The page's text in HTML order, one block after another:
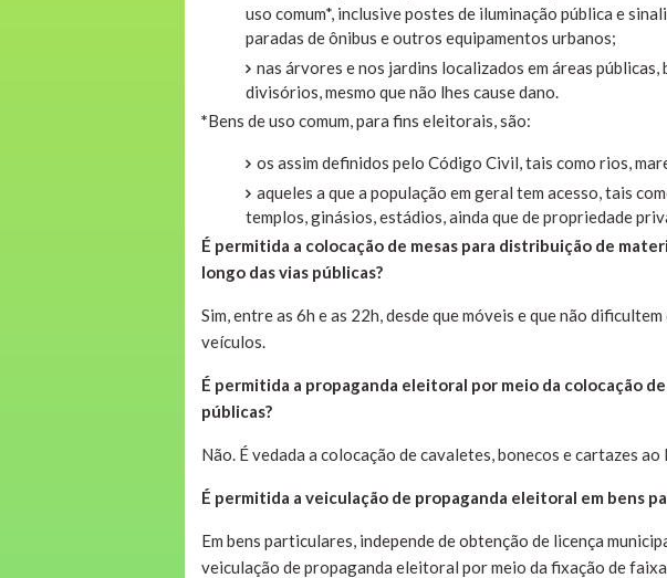
uso comum*, inclusive postes de iluminação pública e
paradas de ônibus e outros equipamentos urbanos;
nas árvores e nos jardins localizados em áreas públicas,
divisórios, mesmo que não lhes cause dano.
*Bens de uso comum, para fins eleitorais, são:
os assim definidos pelo Código Civil, tais como rios,
aqueles a que a população em geral tem acesso, tais
templos, ginásios, estádios, ainda que de propriedade
É permitida a colocação de mesas para distribuição de
longo das vias públicas?
Sim, entre as 6h e as 22h, desde que móveis e que não
veículos.
É permitida a propaganda eleitoral por meio da colocação
públicas?
Não. É vedada a colocação de cavaletes, bonecos e cartazes
É permitida a veiculação de propaganda eleitoral em bens
Em bens particulares, independe de obtenção de licença
veiculação de propaganda eleitoral por meio da fixação de